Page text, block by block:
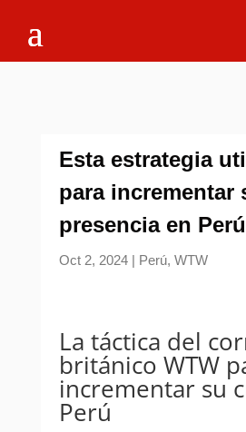
Esta estrategia
para incrementar
presencia en Perú
Oct 2, 2024| Perú, WTW
La táctica del
británico WTW
incrementar su
Perú